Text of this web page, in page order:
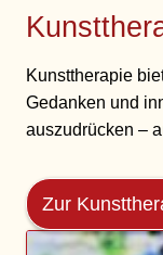
Kunsttherapie
Gedanken und
auszudrücken –
Zur